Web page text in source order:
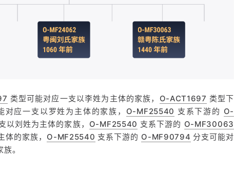
类型可能对应一支以李姓为主体的家族， O-ACT1697 类型下
对应一支以罗姓为主体的家族， O-MF25540 支系下游的 O-
以刘姓为主体的家族， O-MF25540 支系下游的 O-MF30063
体的家族， O-MF25540 支系下游的 O-MF90794 分支可能对
。